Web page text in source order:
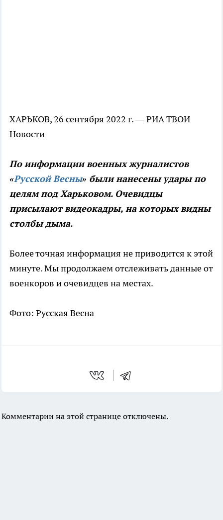
ХАРЬКОВ, 26 сентября 2022 г. — РИА ТВОИ
Новости
По информации военных журналистов
«Русской Весны» были нанесены удары по
целям под Харьковом. Очевидцы
присылают видеокадры, на которых видны
столбы дыма.
Более точная информация не приводится к этой
минуте. Мы продолжаем отслеживать данные от
военкоров и очевидцев на местах.
Фото: Русская Весна
Комментарии на этой странице отключены.